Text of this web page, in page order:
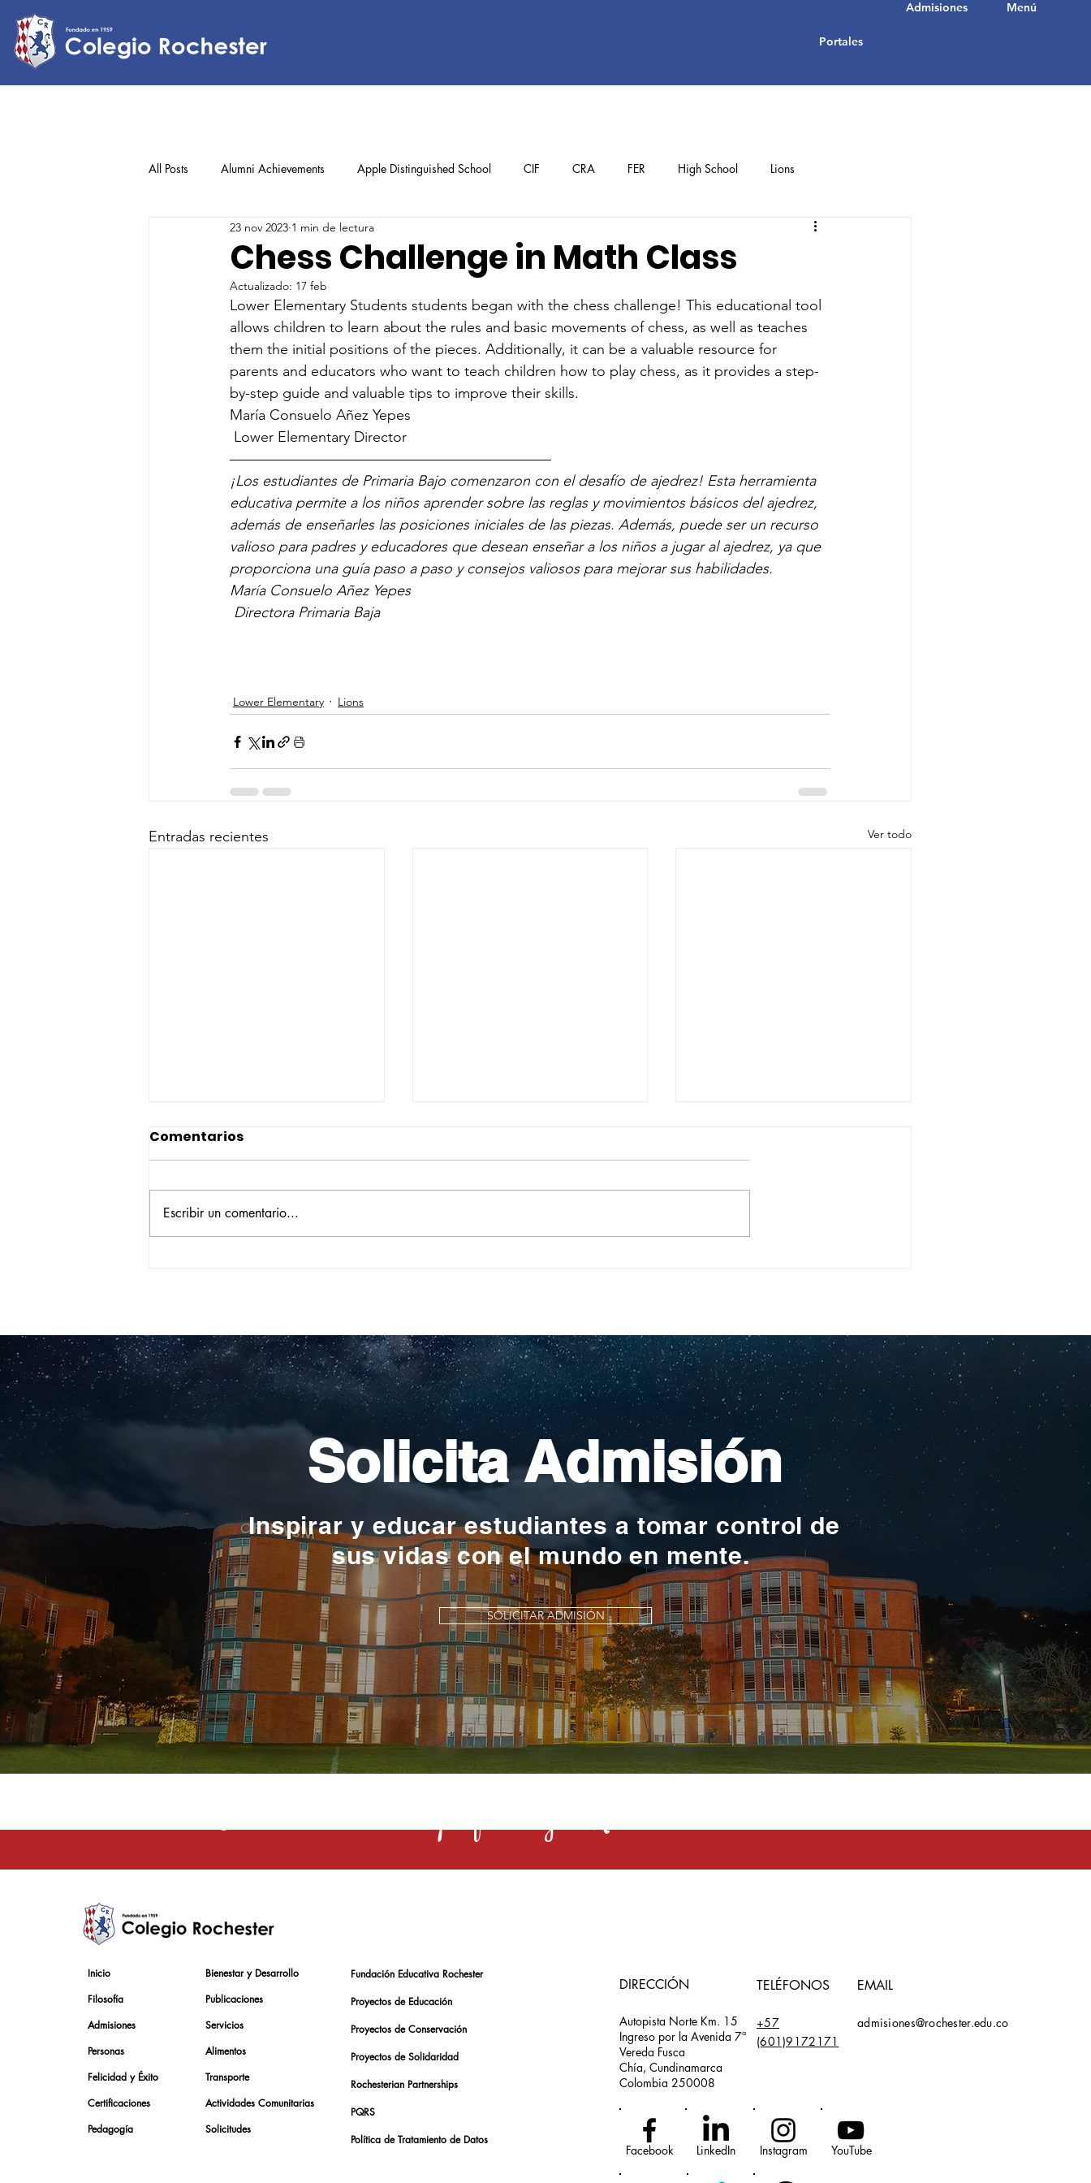
Portales
Menú
Admisiones
All Posts Alumni Achievements Apple Distinguished School CIF CRA FER High School Lions
Lower Elementary Middle School Student Achievements
Upper Elementary
Chess Challenge in Math Class
23 nov 2023 1 min de lectura
Actualizado: 17 feb
Lower Elementary Students students began with the chess challenge! This educational tool
allows children to learn about the rules and basic movements of chess, as well as teaches
them the initial positions of the pieces. Additionally, it can be a valuable resource for
parents and educators who want to teach children how to play chess, as it provides a step-
by-step guide and valuable tips to improve their skills.
María Consuelo Añez Yepes
Lower Elementary Director
——————————————————————
¡Los estudiantes de Primaria Bajo comenzaron con el desafío de ajedrez! Esta herramienta
educativa permite a los niños aprender sobre las reglas y movimientos básicos del ajedrez,
además de enseñarles las posiciones iniciales de las piezas. Además, puede ser un recurso
valioso para padres y educadores que desean enseñar a los niños a jugar al ajedrez, ya que
proporciona una guía paso a paso y consejos valiosos para mejorar sus habilidades.
María Consuelo Añez Yepes
Directora Primaria Baja
Lower Elementary Lions
Entradas recientes Ver todo
Comentarios
Escribir un comentario...
Solicita Admisión
Inspirar y educar estudiantes a tomar control de
sus vidas con el mundo en mente.
SOLICITAR ADMISIÓN
La educación es una profesión y el Rochester la toma en serio
Inicio
Filosofía
Admisiones
Personas
Felicidad y Éxito
Certificaciones
Pedagogía
Bienestar y Desarrollo
Publicaciones
Servicios
Alimentos
Transporte
Actividades Comunitarias
Solicitudes
Fundación Educativa Rochester
Proyectos de Educación
Proyectos de Conservación
Proyectos de Solidaridad
Rochesterian Partnerships
PQRS
Política de Tratamiento de Datos
DIRECCIÓN
Autopista Norte Km. 15
Ingreso por la Avenida 7ª
Vereda Fusca
Chía, Cundinamarca
Colombia 250008
TELÉFONOS EMAIL
+57
(601)9172171
admisiones@rochester.edu.co
Facebook LinkedIn Instagram YouTube